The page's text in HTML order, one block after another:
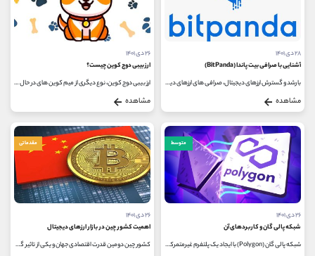
۲۸ دی ۱۴۰۱
آشنایی با صرافی بیت پاندا (BitPanda)
با رشد و گسترش ارزهای دیجیتال، صرافی های ارزهای دیجیتال نیز گسترش یافته و هر روز بر تعدادشان افزوده می شود. بیت پاندا یکی از...
مشاهده
۲۶ دی ۱۴۰۱
ارز بیبی دوج کوین چیست؟
ارز بیبی دوج کوین، نوع دیگری از میم کوین های در حال رشد است که هدف از ایجاد آن، تحت تاثیر قرار دادن دوج کوین برای افزایش سرعت...
مشاهده
متوسط
۲۶ دی ۱۴۰۱
شبکه پالی گان و کاربردهای آن
شبکه پالی گان (Polygon) با ایجاد یک پلتفرم غیرمتمرکز برای رفع محدودیت های ارز دیجیتال اتریوم و چند زنجیره ای کردن آن تلاش می کند...
مقدماتی
۲۶ دی ۱۴۰۱
اهمیت کشور چین در بازار ارزهای دیجیتال
کشور چین دومین قدرت اقتصادی جهان و یکی از تاثیر گذارترین عوامل بر ارزش جهانی بازار ارزهای دیجیتال است. کشور چین بعد از تحریم...